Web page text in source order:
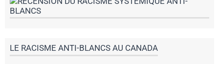
LE RACISME ANTI-BLANCS AU CANADA